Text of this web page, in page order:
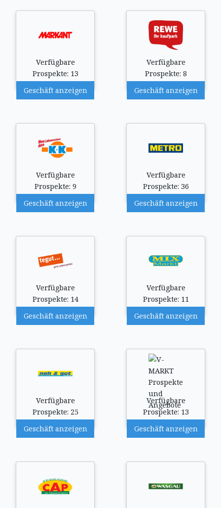
Verfügbare
Prospekte: 13
Geschäft anzeigen
Verfügbare
Prospekte: 8
Geschäft anzeigen
Verfügbare
Prospekte: 9
Geschäft anzeigen
Verfügbare
Prospekte: 36
Geschäft anzeigen
Verfügbare
Prospekte: 14
Geschäft anzeigen
Verfügbare
Prospekte: 11
Geschäft anzeigen
Verfügbare
Prospekte: 25
Geschäft anzeigen
Verfügbare
Prospekte: 13
Geschäft anzeigen